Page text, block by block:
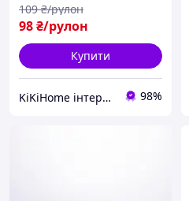
98₴/рулон
109 ₴/рулон
Купити
KiKiHome інтернет-магазин якісних товарів для дому 98%